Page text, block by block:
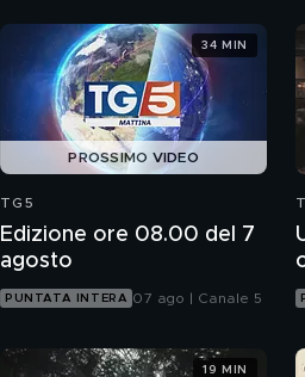
PROSSIMO VIDEO
TG5
Edizione ore 08.00 del 7
agosto
PUNTATA INTERA 07 ago | Canale 5
34 MIN
19 MIN